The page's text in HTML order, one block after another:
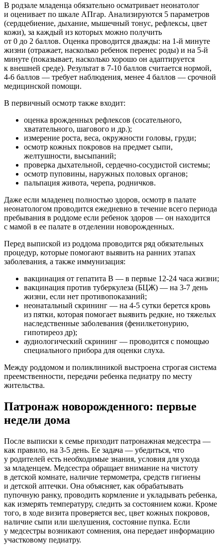
В родзале младенца обязательно осматривает неонатолог
и оценивает по шкале АПгар. Анализируются 5 параметров
(сердцебиение, дыхание, мышечный тонус, рефлексы, цвет
кожи), за каждый из которых можно получить
от 0 до 2 баллов. Оценка проводится дважды: на 1-й минуте
жизни (отражает, насколько ребенок перенес роды) и на 5-й
минуте (показывает, насколько хорошо он адаптируется
к внешней среде). Результат в 7-10 баллов считается нормой,
4-6 баллов — требует наблюдения, менее 4 баллов — срочной
медицинской помощи.
В первичный осмотр также входит:
оценка врожденных рефлексов (сосательного,
хватательного, шагового и др.);
измерение роста, веса, окружности головы, груди;
осмотр кожных покровов на предмет сыпи,
желтушности, высыпаний;
проверка дыхательной, сердечно-сосудистой системы;
осмотр пуповины, наружных половых органов;
пальпация живота, черепа, родничков.
Даже если младенец полностью здоров, осмотр в палате
неонатологом проводится ежедневно в течение всего периода
пребывания в роддоме если ребенок здоров — он находится
с мамой в ее палате в отделении новорожденных.
Перед выпиской из роддома проводится ряд обязательных
процедур, которые помогают выявить на ранних этапах
заболевания, а также иммунизация:
вакцинация от гепатита B — в первые 12-24 часа жизни;
вакцинация против туберкулеза (БЦЖ) — на 3-7 день
жизни, если нет противопоказаний;
неонатальный скрининг — на 4-5 сутки берется кровь
из пятки, которая помогает выявить редкие, но тяжелых
наследственные заболевания (фенилкетонурию,
гипотиреоз др);
аудиологический скрининг — проводится с помощью
специального прибора для оценки слуха.
Между роддомом и поликлиникой выстроена строгая система
преемственности, передачи ребенка педиатру по месту
жительства.
Патронаж новорожденного: первые
недели дома
После выписки к семье приходит патронажная медсестра —
как правило, на 3-5 день. Ее задача — убедиться, что
у родителей есть необходимые знания, условия для ухода
за младенцем. Медсестра обращает внимание на чистоту
в детской комнате, наличие термометра, средств гигиены
и детской аптечки. Она объясняет, как обрабатывать
пупочную ранку, проводить кормление и укладывать ребенка,
как измерять температуру, следить за состоянием кожи. Кроме
того, в ходе визита проверяется вес, цвет кожных покровов,
наличие сыпи или шелушения, состояние пупка. Если
у медсестры возникают сомнения, она передает информацию
участковому педиатру.